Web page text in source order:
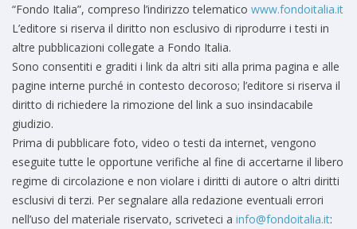
“Fondo Italia”, compreso l’indirizzo telematico www.fondoitalia.it
L’editore si riserva il diritto non esclusivo di riprodurre i testi in
altre pubblicazioni collegate a Fondo Italia.
Sono consentiti e graditi i link da altri siti alla prima pagina e alle
pagine interne purché in contesto decoroso; l’editore si riserva il
diritto di richiedere la rimozione del link a suo insindacabile
giudizio.
Prima di pubblicare foto, video o testi da internet, vengono
eseguite tutte le opportune verifiche al fine di accertarne il libero
regime di circolazione e non violare i diritti di autore o altri diritti
esclusivi di terzi. Per segnalare alla redazione eventuali errori
nell’uso del materiale riservato, scriveteci a info@fondoitalia.it: